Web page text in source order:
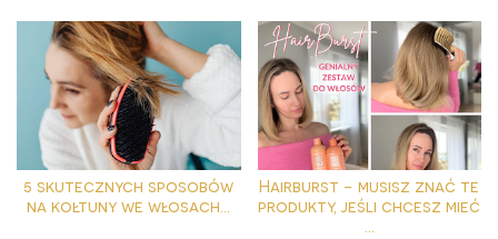
5 skutecznych sposobów
na kołtuny we włosach...
Hairburst - musisz znać te
produkty, jeśli chcesz mieć